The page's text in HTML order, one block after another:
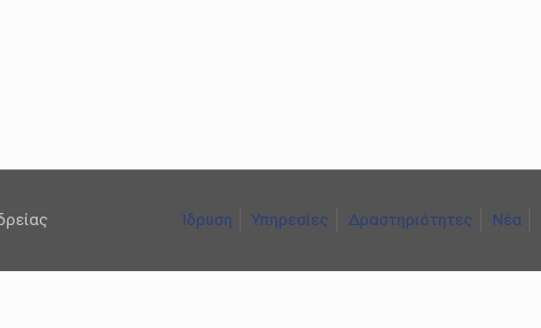
Ίδρυση Υπηρεσίες Δραστηριότητες Νέα